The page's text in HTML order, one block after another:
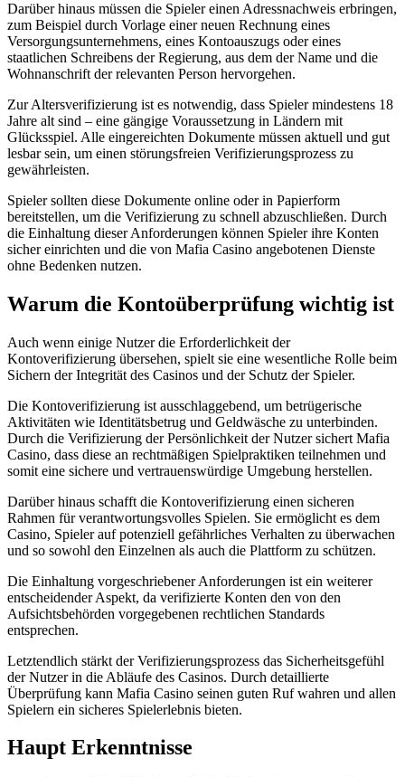
Darüber hinaus müssen die Spieler einen Adressnachweis erbringen,
zum Beispiel durch Vorlage einer neuen Rechnung eines
Versorgungsunternehmens, eines Kontoauszugs oder eines
staatlichen Schreibens der Regierung, aus dem der Name und die
Wohnanschrift der relevanten Person hervorgehen.
Zur Altersverifizierung ist es notwendig, dass Spieler mindestens 18
Jahre alt sind – eine gängige Voraussetzung in Ländern mit
Glücksspiel. Alle eingereichten Dokumente müssen aktuell und gut
lesbar sein, um einen störungsfreien Verifizierungsprozess zu
gewährleisten.
Spieler sollten diese Dokumente online oder in Papierform
bereitstellen, um die Verifizierung zu schnell abzuschließen. Durch
die Einhaltung dieser Anforderungen können Spieler ihre Konten
sicher einrichten und die von Mafia Casino angebotenen Dienste
ohne Bedenken nutzen.
Warum die Kontoüberprüfung wichtig ist
Auch wenn einige Nutzer die Erforderlichkeit der
Kontoverifizierung übersehen, spielt sie eine wesentliche Rolle beim
Sichern der Integrität des Casinos und der Schutz der Spieler.
Die Kontoverifizierung ist ausschlaggebend, um betrügerische
Aktivitäten wie Identitätsbetrug und Geldwäsche zu unterbinden.
Durch die Verifizierung der Persönlichkeit der Nutzer sichert Mafia
Casino, dass diese an rechtmäßigen Spielpraktiken teilnehmen und
somit eine sichere und vertrauenswürdige Umgebung herstellen.
Darüber hinaus schafft die Kontoverifizierung einen sicheren
Rahmen für verantwortungsvolles Spielen. Sie ermöglicht es dem
Casino, Spieler auf potenziell gefährliches Verhalten zu überwachen
und so sowohl den Einzelnen als auch die Plattform zu schützen.
Die Einhaltung vorgeschriebener Anforderungen ist ein weiterer
entscheidender Aspekt, da verifizierte Konten den von den
Aufsichtsbehörden vorgegebenen rechtlichen Standards
entsprechen.
Letztendlich stärkt der Verifizierungsprozess das Sicherheitsgefühl
der Nutzer in die Abläufe des Casinos. Durch detaillierte
Überprüfung kann Mafia Casino seinen guten Ruf wahren und allen
Spielern ein sicheres Spielerlebnis bieten.
Haupt Erkenntnisse